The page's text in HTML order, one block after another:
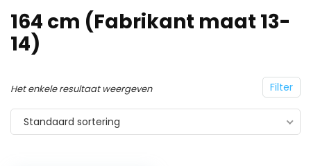
164 cm (Fabrikant maat 13-
14)
Filter
Het enkele resultaat weergeven
Standaard sortering